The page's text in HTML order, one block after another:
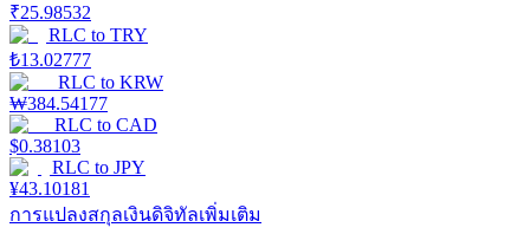
เงินกู้
₹25.98532
RLC to TRY
₺13.02777
RLC to KRW
₩384.54177
RLC to CAD
$0.38103
RLC to JPY
¥43.10181
การแปลงสกุลเงินดิจิทัลเพิ่มเติม